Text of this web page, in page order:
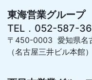
東海営業グループ
TEL．052-587-
〒450-0003 愛知県名
（名古屋三井ビル本館）